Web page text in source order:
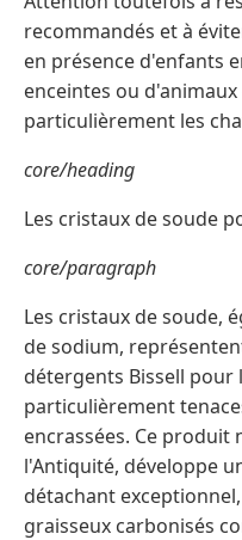
recommandés et à
en présence d'enfants
enceintes ou
particulièrement les
core/heading
Les cristaux de soude
core/paragraph
Les cristaux de soude,
de sodium,
détergents Bissell
particulièrement
encrassées. Ce produit
l'Antiquité, développe
détachant
graisseux carbonisés